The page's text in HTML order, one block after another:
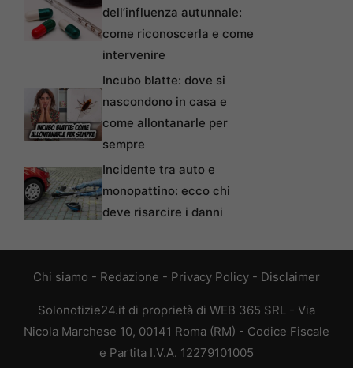
dell’influenza autunnale:
come riconoscerla e come
intervenire
Incubo blatte: dove si
nascondono in casa e
come allontanarle per
sempre
Incidente tra auto e
monopattino: ecco chi
deve risarcire i danni
Chi siamo - Redazione - Privacy Policy - Disclaimer
Solonotizie24.it di proprietà di WEB 365 SRL - Via
Nicola Marchese 10, 00141 Roma (RM) - Codice Fiscale
e Partita I.V.A. 12279101005